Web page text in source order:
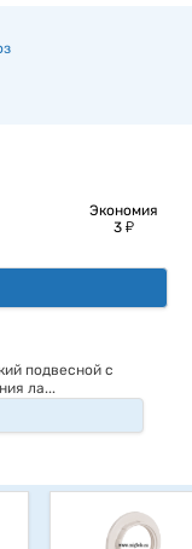
Экономия
3 у
подвесной с
ла...